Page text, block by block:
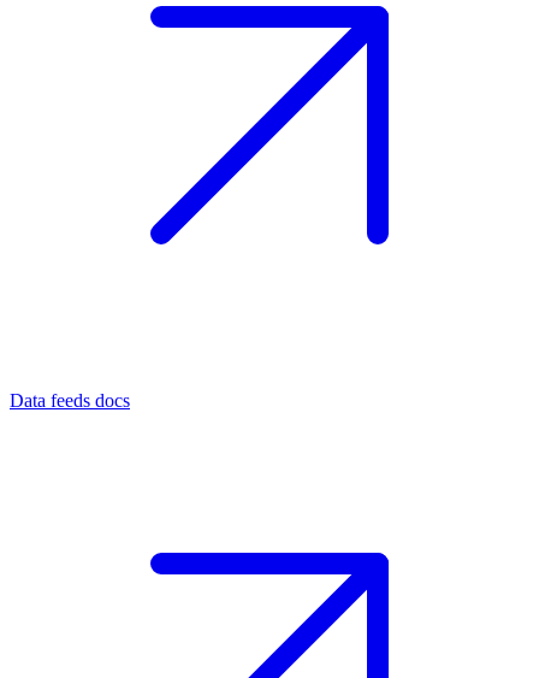
Data feeds docs